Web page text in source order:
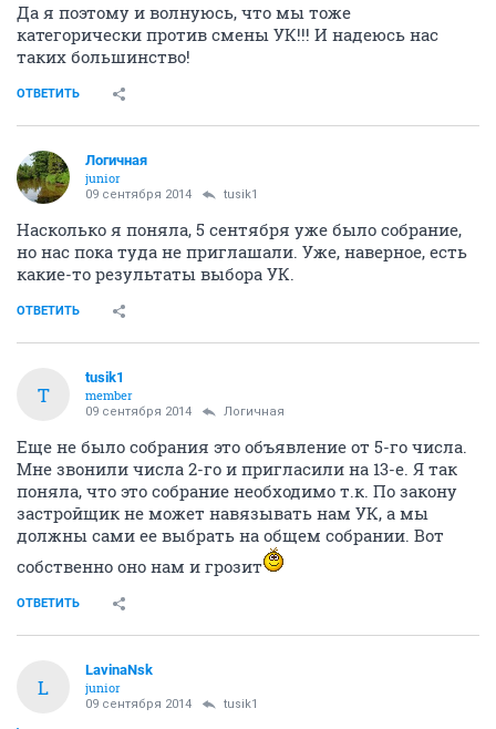
Да я поэтому и волнуюсь, что мы тоже
категорически против смены УК!!! И надеюсь нас
таких большинство!
ОТВЕТИТЬ
Логичная
junior
09 сентября 2014 tusik1
Насколько я поняла, 5 сентября уже было собрание,
но нас пока туда не приглашали. Уже, наверное, есть
какие-то результаты выбора УК.
ОТВЕТИТЬ
T
tusik1
member
09 сентября 2014 Логичная
Еще не было собрания это объявление от 5-го числа.
Мне звонили числа 2-го и пригласили на 13-е. Я так
поняла, что это собрание необходимо т.к. По закону
застройщик не может навязывать нам УК, а мы
должны сами ее выбрать на общем собрании. Вот
собственно оно нам и грозит
ОТВЕТИТЬ
L
LavinaNsk
junior
09 сентября 2014 tusik1